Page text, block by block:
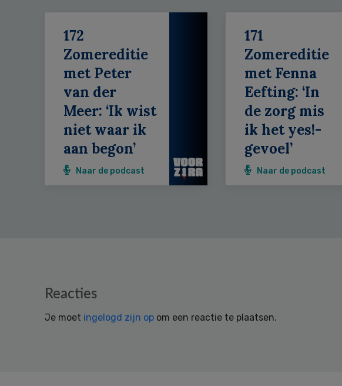
172
Zomereditie
met Peter
van der
Meer: ‘Ik wist
niet waar ik
aan begon’
Naar de podcast
171
Zomereditie
met Fenna
Eefting: ‘In
de zorg mis
ik het yes!-
gevoel’
Naar de podcast
Reacties
Je moet ingelogd zijn op om een reactie te plaatsen.